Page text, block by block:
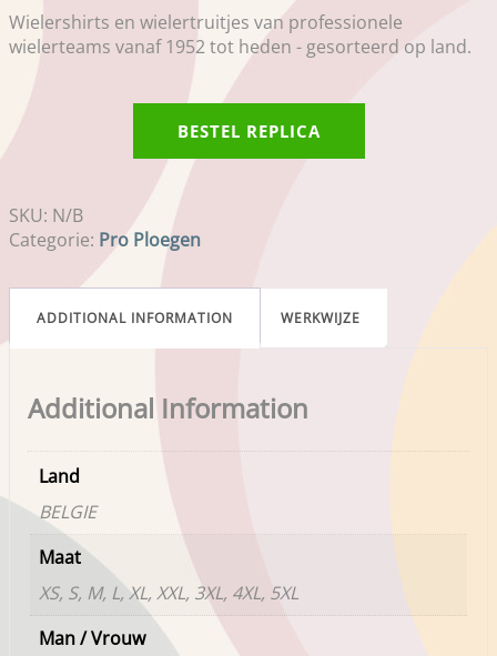
Wielershirts en wielertruitjes van professionele
wielerteams vanaf 1952 tot heden - gesorteerd op land.
BESTEL REPLICA
SKU: N/B
Categorie: Pro Ploegen
ADDITIONAL INFORMATION WERKWIJZE
Additional Information
Land
BELGIE
Maat
XS, S, M, L, XL, XXL, 3XL, 4XL, 5XL
Man / Vrouw